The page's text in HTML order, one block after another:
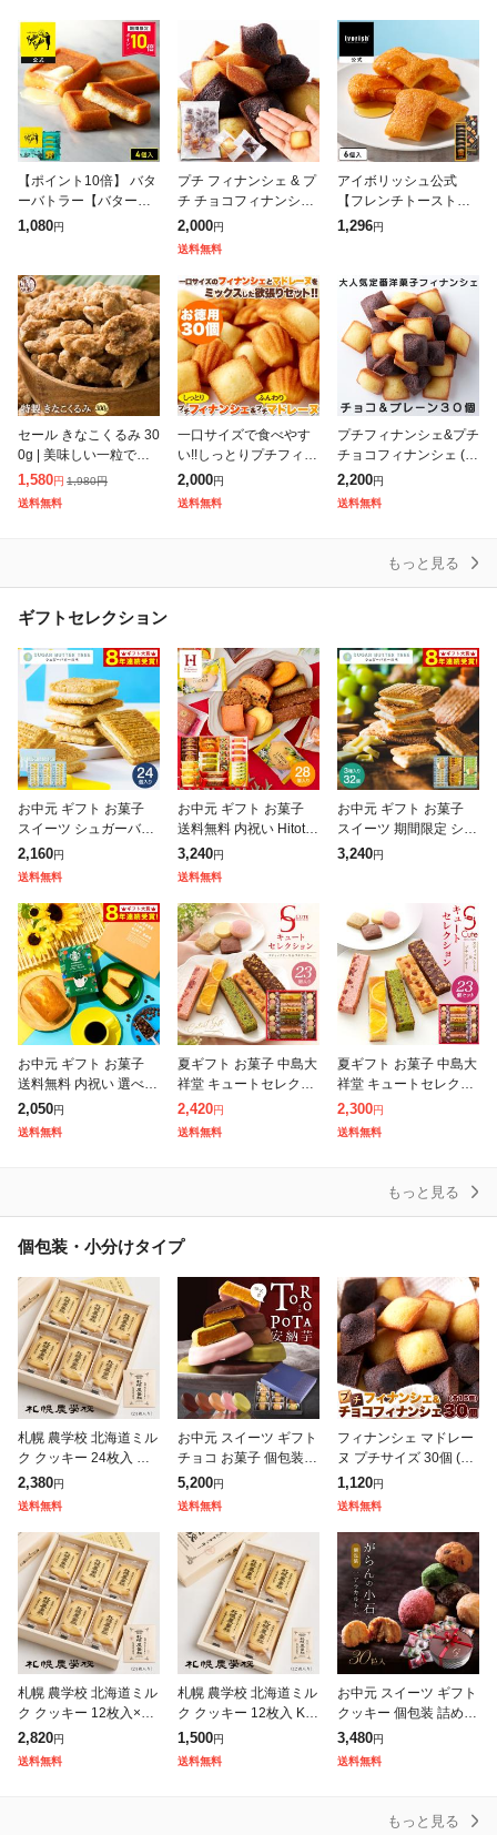
【ポイント10倍】 バタ
ーバトラー【バターフ
ィナンシェ4個入】お中
ィナンシェ 焼
1,080円
プチ フィナンシェ & プ
チ チョコフィナンシェ
30個 2つの味が楽しめ
る♪しっとり美味しい!!
メール便 pre
2,000円
送料無料
アイボリッシュ公式
【フレンチトーストフ
ィナンシェ6個入 Ivoris
ツ
1,296円
セール きなこくるみ 30
0g | 美味しい一粒で美
容も健康も♪カリポリく
るみにふわっときなこ
1,580円 1,980円
送料無料
一口サイズで食べやす
い!!しっとりプチフィナ
ンシェ&ふんわりプチマ
ドレーヌ30個 メール便
2,000円
送料無料
プチフィナンシェ&プチ
チョコフィナンシェ (3
0個) 個包装 洋菓子 おや
つ お徳用 スイーツ ギ
2,200円
送料無料
もっと見る
ギフトセレクション
お中元 ギフト お菓子
スイーツ シュガーバタ
ーサンドの木 24個入 メ
ーカー包装済 送料無料
わいい 個
2,160円
送料無料
お中元 ギフト お菓子
送料無料 内祝い Hitoto
e スイーツファクトリ
ー 28個 SFC-30 ひとと
3,240円
送料無料
お中元 ギフト お菓子
スイーツ 期間限定 シュ
ガーバターサンドの木
ガーバター
3,240円
お中元 ギフト お菓子
送料無料 内祝い 選べる
ケーキ スターバックス
コーヒー&パウンドケー
2,050円
送料無料
夏ギフト お菓子 中島大
祥堂 キュートセレクシ
ョン 23号 焼き菓子 23
個入り 洋菓子 詰め合わ
2,420円
送料無料
夏ギフト お菓子 中島大
祥堂 キュートセレクシ
ョン 23個セット 焼き菓
子詰め合わせ アソート
2,300円
送料無料
もっと見る
個包装・小分けタイプ
札幌 農学校 北海道ミル
ク クッキー 24枚入 ギ
フト お菓子 お土産 北
海道限定 プレゼント プ
菓子
2,380円
送料無料
お中元 スイーツ ギフト
チョコ お菓子 個包装
安納芋 15個入 チョコレ
ート 高級 おしゃれ 誕
い 内
5,200円
送料無料
フィナンシェ マドレー
ヌ プチサイズ 30個 (各
15個×2種) 個包装 袋 プ
チフィナンシェ&プチマ
1,120円
送料無料
札幌 農学校 北海道ミル
ク クッキー 12枚入×2
個 ギフト お菓子 お土
産 北海道限定 プレゼン
2,820円
送料無料
札幌 農学校 北海道ミル
ク クッキー 12枚入 Kコ
ンフェクト 北海道限定
ギフト スイーツ お菓子
1,500円
送料無料
お中元 スイーツ ギフト
クッキー 個包装 詰め合
わせ 送料無料 がらんの
小石 30個入 高級 おし
3,480円
送料無料
もっと見る